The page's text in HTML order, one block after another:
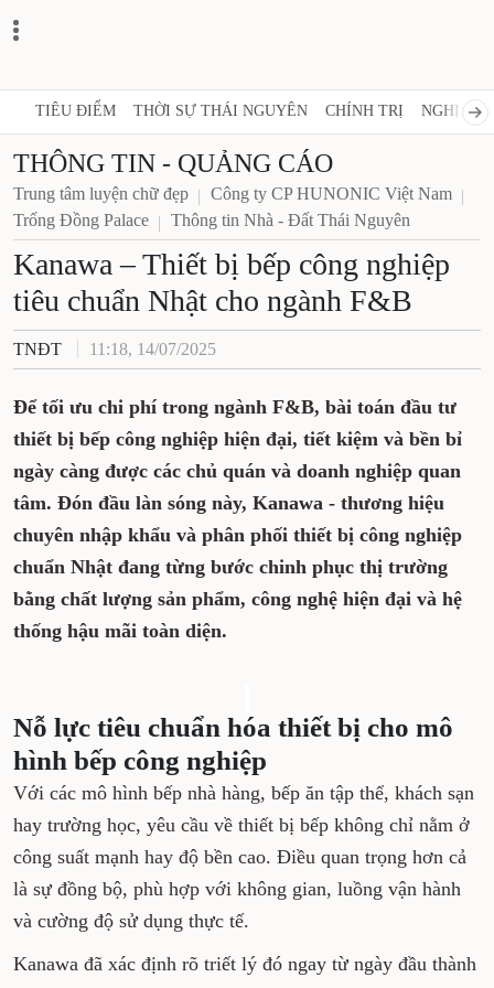
TIÊU ĐIỂM THỜI SỰ THÁI NGUYÊN CHÍNH TRỊ NGHỊ
THÔNG TIN - QUẢNG CÁO
Trung tâm luyện chữ đẹp
Công ty CP HUNONIC Việt Nam
Trống Đồng Palace
Thông tin Nhà - Đất Thái Nguyên
Kanawa – Thiết bị bếp công
nghiệp tiêu chuẩn Nhật cho
ngành F&B
TNĐT 11:18, 14/07/2025
Để tối ưu chi phí trong ngành F&B, bài toán
đầu tư thiết bị bếp công nghiệp hiện đại,
tiết kiệm và bền bỉ ngày càng được các chủ
quán và doanh nghiệp quan tâm. Đón đầu
làn sóng này, Kanawa - thương hiệu chuyên
phục thị trường bằng chất lượng sản phẩm,
công nghệ hiện đại và hệ thống hậu mãi
toàn diện.
Nỗ lực tiêu chuẩn hóa thiết bị
cho mô hình bếp công nghiệp
khách sạn hay trường học, yêu cầu về thiết bị